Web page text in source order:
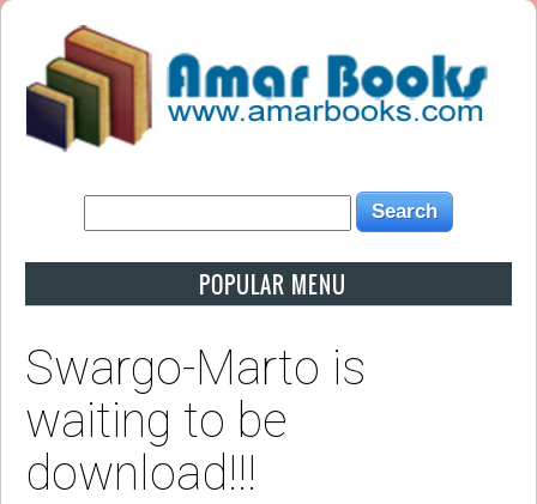
POPULAR MENU
Swargo-Marto is
waiting to be
download!!!